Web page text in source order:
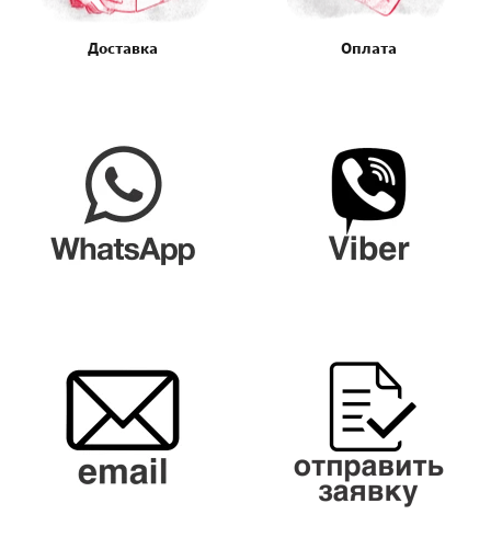
Доставка Оплата